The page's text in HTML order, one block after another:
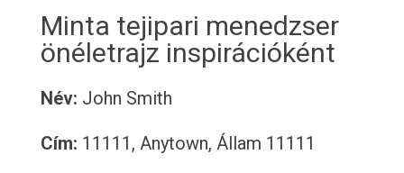
Minta tejipari menedzser
önéletrajz inspirációként
Név: John Smith
Cím: 11111, Anytown, Állam 11111